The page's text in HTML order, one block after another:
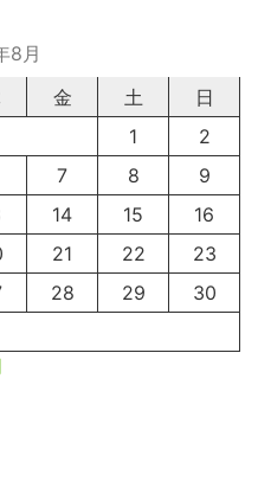
8月
金 土
日
1
2
7 8
9
14 15
16
21 22
23
28 29
30